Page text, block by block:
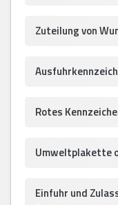
Zuteilung von
Rotes
Umweltplakette
Einfuhr und